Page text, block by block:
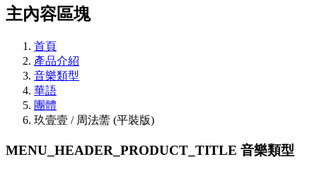
主內容區塊
首頁
產品介紹
音樂類型
華語
團體
玖壹壹 / 周法薷 (平裝版)
MENU_HEADER_PRODUCT_TITLE 音樂類型